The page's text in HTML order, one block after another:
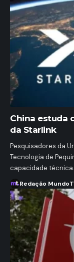
China estuda
da Starlink
Pesquisadores da
Tecnologia de
capacidade
Redação